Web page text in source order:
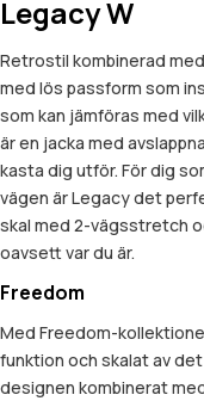
Legacy W
Retrostil kombinerad
med lös passform som
som kan jämföras med
är en jacka med
kasta dig utför. För dig
vägen är Legacy det
skal med 2-vägsstretch
oavsett var du är.
Freedom
Med Freedom-
funktion och skalat av
designen kombinerat